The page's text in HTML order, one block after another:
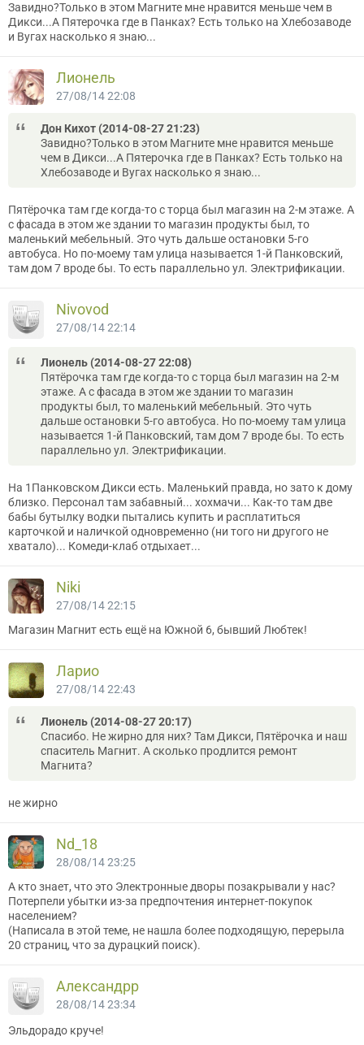
Завидно?Только в этом Магните мне нравится меньше чем в
Дикси...А Пятерочка где в Панках? Есть только на Хлебозаводе
и Вугах насколько я знаю...
Лионель
27/08/14 22:08
Дон Кихот (2014-08-27 21:23)
Завидно?Только в этом Магните мне нравится меньше
чем в Дикси...А Пятерочка где в Панках? Есть только на
Хлебозаводе и Вугах насколько я знаю...
Пятёрочка там где когда-то с торца был магазин на 2-м этаже. А
с фасада в этом же здании то магазин продукты был, то
маленький мебельный. Это чуть дальше остановки 5-го
автобуса. Но по-моему там улица называется 1-й Панковский,
там дом 7 вроде бы. То есть параллельно ул. Электрификации.
Nivovod
27/08/14 22:14
Лионель (2014-08-27 22:08)
Пятёрочка там где когда-то с торца был магазин на 2-м
этаже. А с фасада в этом же здании то магазин
продукты был, то маленький мебельный. Это чуть
дальше остановки 5-го автобуса. Но по-моему там улица
называется 1-й Панковский, там дом 7 вроде бы. То есть
параллельно ул. Электрификации.
На 1Панковском Дикси есть. Маленький правда, но зато к дому
близко. Персонал там забавный... хохмачи... Как-то там две
бабы бутылку водки пытались купить и расплатиться
карточкой и наличкой одновременно (ни того ни другого не
хватало)... Комеди-клаб отдыхает...
Niki
27/08/14 22:15
Магазин Магнит есть ещё на Южной 6, бывший Любтек!
Ларио
27/08/14 22:43
Лионель (2014-08-27 20:17)
Спасибо. Не жирно для них? Там Дикси, Пятёрочка и наш
спаситель Магнит. А сколько продлится ремонт
Магнита?
не жирно
Nd_18
28/08/14 23:25
А кто знает, что это Электронные дворы позакрывали у нас?
Потерпели убытки из-за предпочтения интернет-покупок
населением?
(Написала в этой теме, не нашла более подходящую, перерыла
20 страниц, что за дурацкий поиск).
Александрр
28/08/14 23:34
Эльдорадо круче!